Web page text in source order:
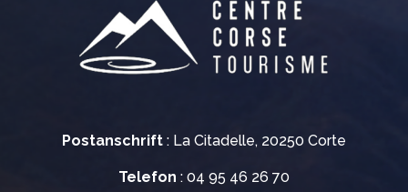
Postanschrift : La Citadelle, 20250 Corte
Telefon : 04 95 46 26 70